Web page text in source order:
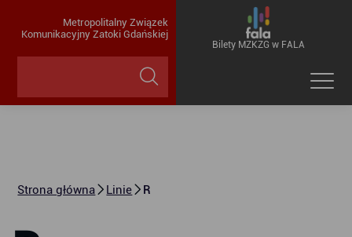
Metropolitalny Związek
Komunikacyjny Zatoki Gdańskiej
Bilety MZKZG w FALA
Strona główna Linie R